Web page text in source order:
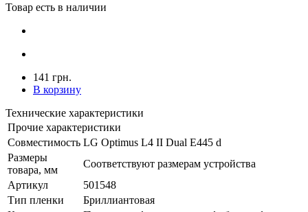
Товар есть в наличии
141 грн.
В корзину
Технические характеристики
Прочие характеристики
Совместимость LG Optimus L4 II Dual E445 d
Размеры
товара, мм
Соответствуют размерам устройства
Артикул
501548
Тип пленки
Бриллиантовая